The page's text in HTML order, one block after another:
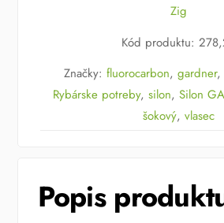
Zig
Kód produktu:
Značky:fluorocarbon,gardner,
Rybárske potreby, silon, Silon
šokový, vlasec
Popis